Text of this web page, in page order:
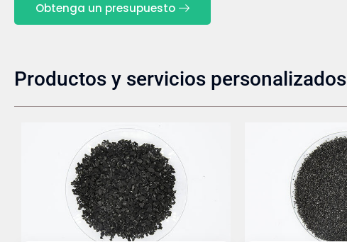
Obtenga un presupuesto
Productos y servicios personalizados